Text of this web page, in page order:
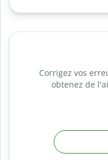
Corrigez vos
obtenez de